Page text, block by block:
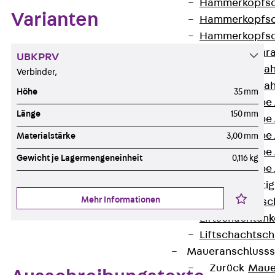
Zahnschraube
Zahnschraube
Zahnschraube
Zahnschraube
Zahnschraube
Zurück
Zurück
Varianten
UBKPRV
Verbinder,
Höhe 35 mm
Länge 150 mm
Materialstärke 3,00 mm
Gewicht je Lagermengeneinheit 0,116 kg
Mehr Informationen